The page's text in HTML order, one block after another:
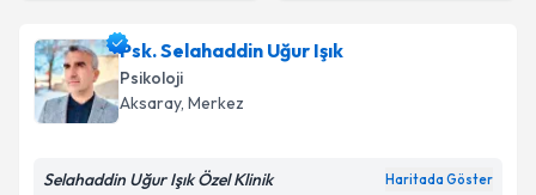
Psk. Selahaddin Uğur Işık
Psikoloji
Aksaray, Merkez
Selahaddin Uğur Işık Özel Klinik Haritada Göster